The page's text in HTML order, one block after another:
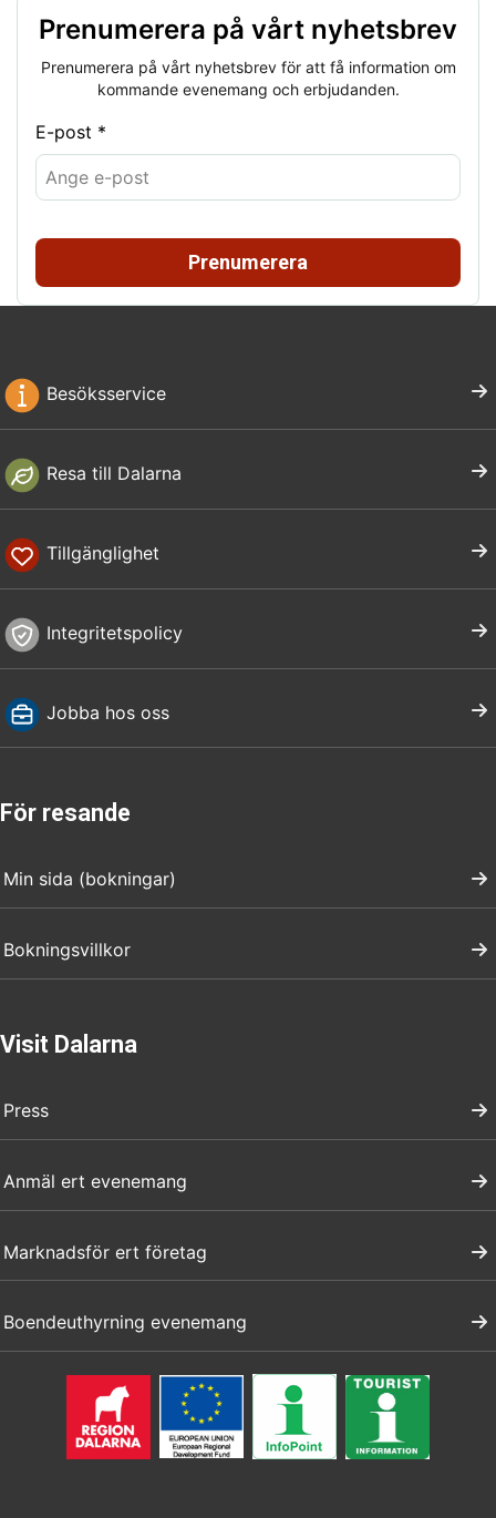
Prenumerera på vårt nyhetsbrev
Prenumerera på vårt nyhetsbrev för att få information om
kommande evenemang och erbjudanden.
E-post *
Prenumerera
Besöksservice
Resa till Dalarna
Tillgänglighet
Integritetspolicy
Jobba hos oss
För resande
Min sida (bokningar)
Bokningsvillkor
Visit Dalarna
Press
Anmäl ert evenemang
Marknadsför ert företag
Boendeuthyrning evenemang